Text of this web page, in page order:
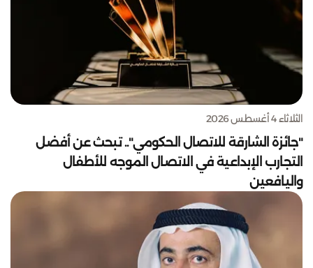
الثلاثاء 4 أغسطس 2026
"جائزة الشارقة للاتصال الحكومي".. تبحث عن أفضل
التجارب الإبداعية في الاتصال الموجه للأطفال
واليافعين